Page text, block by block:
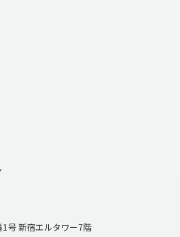
号 新宿エルタワー7階